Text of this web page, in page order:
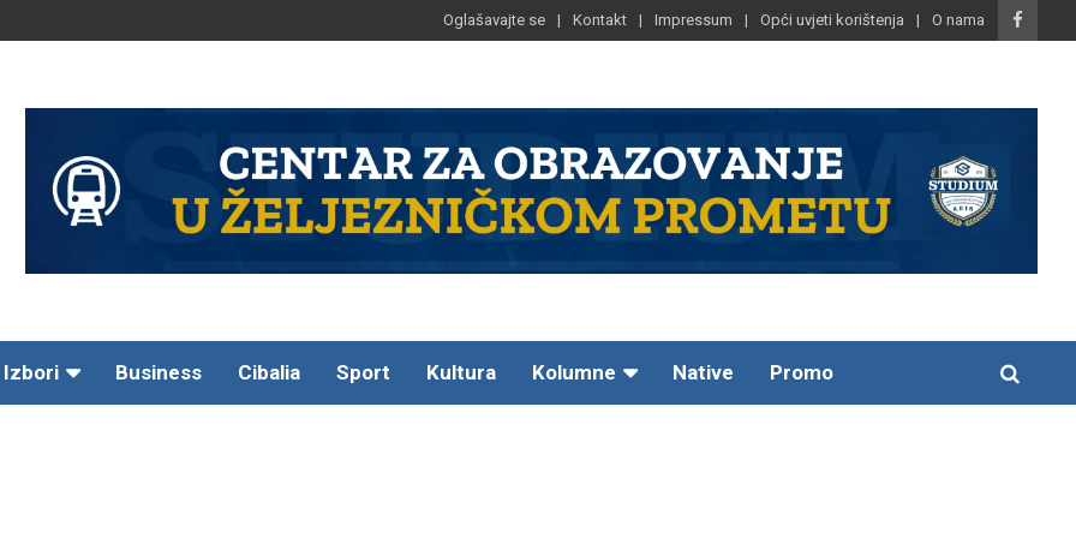
Oglašavajte se Kontakt Impressum Opći uvjeti korištenja O nama
Izbori Business Cibalia Sport Kultura Kolumne Native Promo